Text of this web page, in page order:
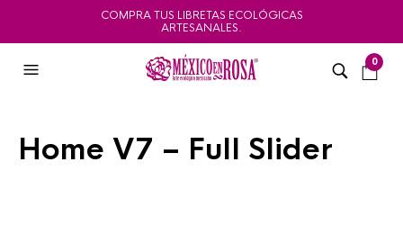
COMPRA TUS LIBRETAS ECOLÓGICAS
ARTESANALES.
0
Home V7 – Full Slider